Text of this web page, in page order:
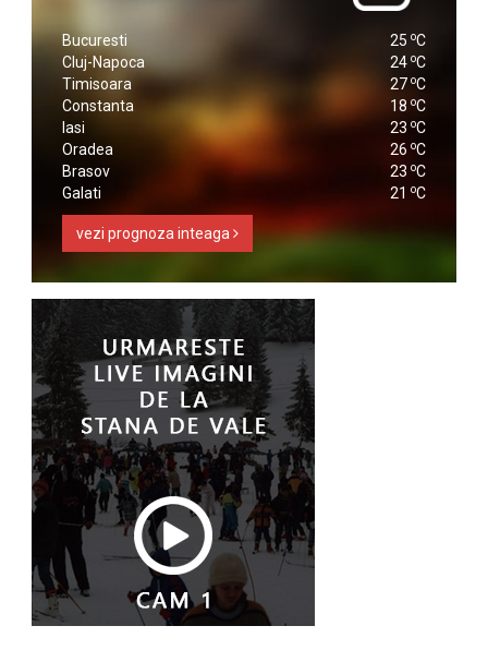
Bucuresti 25 oC
Cluj-Napoca
24 oC
Timisoara
27 oC
Constanta
18 oC
Iasi
23 oC
Oradea
26 oC
Brasov
23 oC
Galati
21 oC
vezi prognoza inteaga